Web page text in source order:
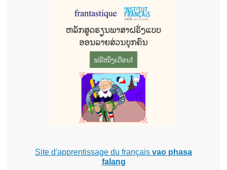
Site d'apprentissage du français vao phasa
falang